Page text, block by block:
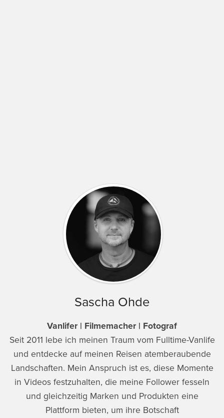
Sascha Ohde
Vanlifer | Filmemacher | Fotograf
Seit 2011 lebe ich meinen Traum vom Fulltime-Vanlife
und entdecke auf meinen Reisen atemberaubende
Landschaften. Mein Anspruch ist es, diese Momente
in Videos festzuhalten, die meine Follower fesseln
und gleichzeitig Marken und Produkten eine
Plattform bieten, um ihre Botschaft